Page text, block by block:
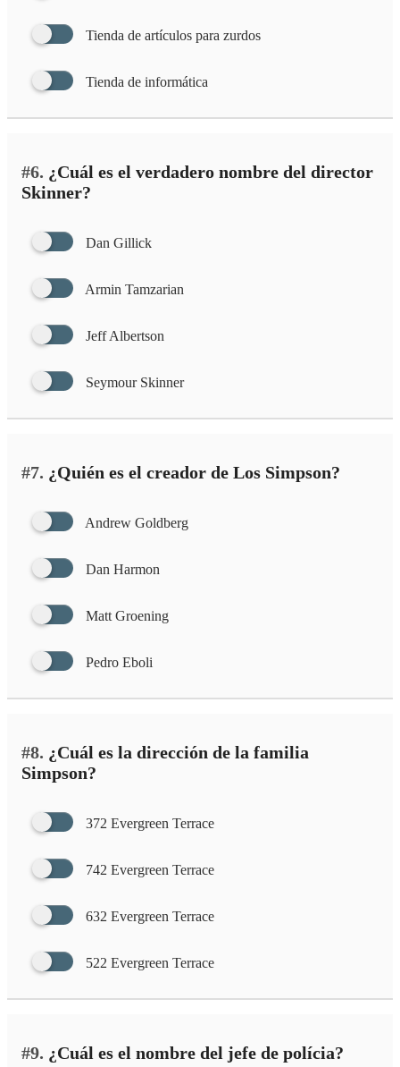
Tienda de artículos para zurdos
Tienda de informática
#6. ¿Cuál es el verdadero nombre del director
Skinner?
Dan Gillick
Armin Tamzarian
Jeff Albertson
Seymour Skinner
#7. ¿Quién es el creador de Los Simpson?
Andrew Goldberg
Dan Harmon
Matt Groening
Pedro Eboli
#8. ¿Cuál es la dirección de la familia
Simpson?
372 Evergreen Terrace
742 Evergreen Terrace
632 Evergreen Terrace
522 Evergreen Terrace
#9. ¿Cuál es el nombre del jefe de polícia?